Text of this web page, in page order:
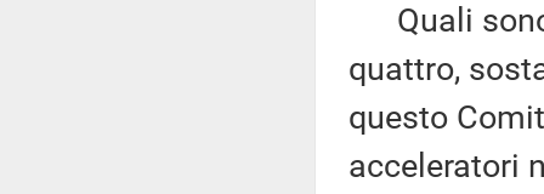
Quali sono
quattro,
questo
acceleratori